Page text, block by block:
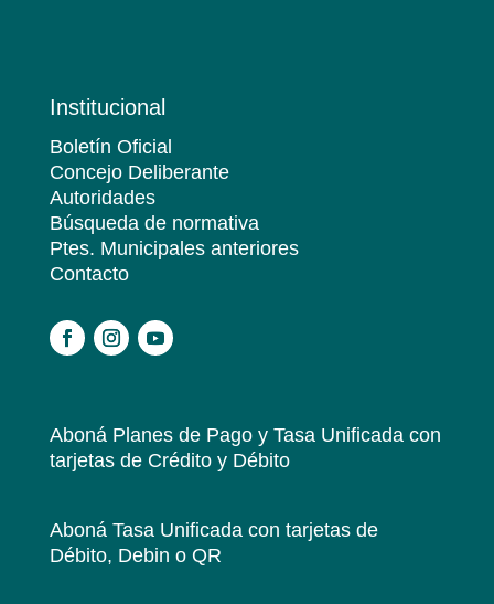
Institucional
Boletín Oficial
Concejo Deliberante
Autoridades
Búsqueda de normativa
Ptes. Municipales anteriores
Contacto
Aboná Planes de Pago y Tasa Unificadacon
tarjetas de Crédito y Débito
Aboná Tasa Unificadacon tarjetas de
Débito, Debin o QR